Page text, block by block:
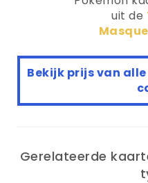
uit de
Bekijk prijs van alle
Gerelateerde